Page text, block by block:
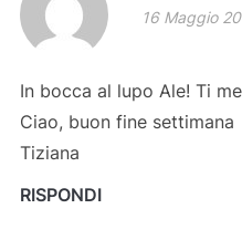
16 Maggio
In bocca al lupo Ale! Ti
Ciao, buon fine settimana
Tiziana
RISPONDI